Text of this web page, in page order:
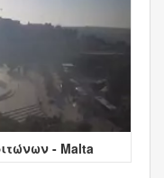
- Malta